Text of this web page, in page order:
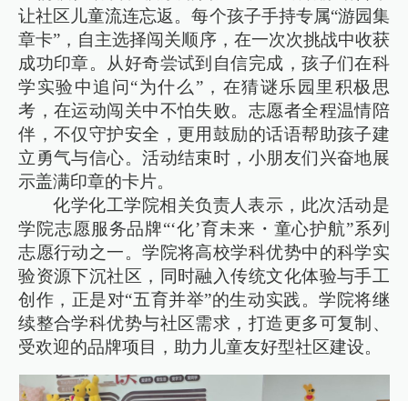
让社区儿童流连忘返。每个孩子手持专属“游园集
章卡”，自主选择闯关顺序，在一次次挑战中收获
成功印章。从好奇尝试到自信完成，孩子们在科
学实验中追问“为什么”，在猜谜乐园里积极思
考，在运动闯关中不怕失败。志愿者全程温情陪
伴，不仅守护安全，更用鼓励的话语帮助孩子建
立勇气与信心。活动结束时，小朋友们兴奋地展
示盖满印章的卡片。
化学化工学院相关负责人表示，此次活动是
学院志愿服务品牌“‘化’育未来・童心护航”系列
志愿行动之一。学院将高校学科优势中的科学实
验资源下沉社区，同时融入传统文化体验与手工
创作，正是对“五育并举”的生动实践。学院将继
续整合学科优势与社区需求，打造更多可复制、
受欢迎的品牌项目，助力儿童友好型社区建设。